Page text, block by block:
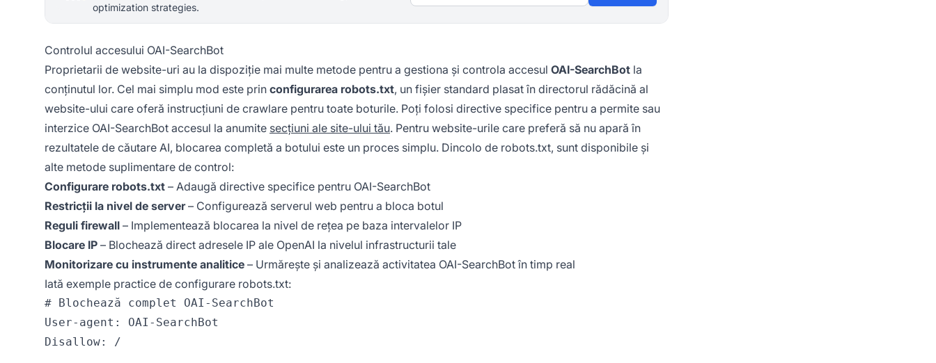
optimization strategies.
Controlul accesului OAI-SearchBot
Proprietarii de website-uri au la dispoziție mai multe metode pentru a gestiona și controla accesul OAI-SearchBot la
conținutul lor. Cel mai simplu mod este prin configurarea robots.txt, un fișier standard plasat în directorul rădăcină al
website-ului care oferă instrucțiuni de crawlare pentru toate boturile. Poți folosi directive specifice pentru a permite sau
interzice OAI-SearchBot accesul la anumite secțiuni ale site-ului tău. Pentru website-urile care preferă să nu apară în
rezultatele de căutare AI, blocarea completă a botului este un proces simplu. Dincolo de robots.txt, sunt disponibile și
alte metode suplimentare de control:
Configurare robots.txt – Adaugă directive specifice pentru OAI-SearchBot
Restricții la nivel de server– Configurează serverul web pentru a bloca botul
Reguli firewall – Implementează blocarea la nivel de rețea pe baza intervalelor IP
Blocare IP – Blochează direct adresele IP ale OpenAI la nivelul infrastructurii tale
Monitorizare cu instrumente analitice – Urmărește și analizează activitatea OAI-SearchBot în timp real
Iată exemple practice de configurare robots.txt:
# Blochează complet OAI-SearchBot
User-agent: OAI-SearchBot
Disallow: /